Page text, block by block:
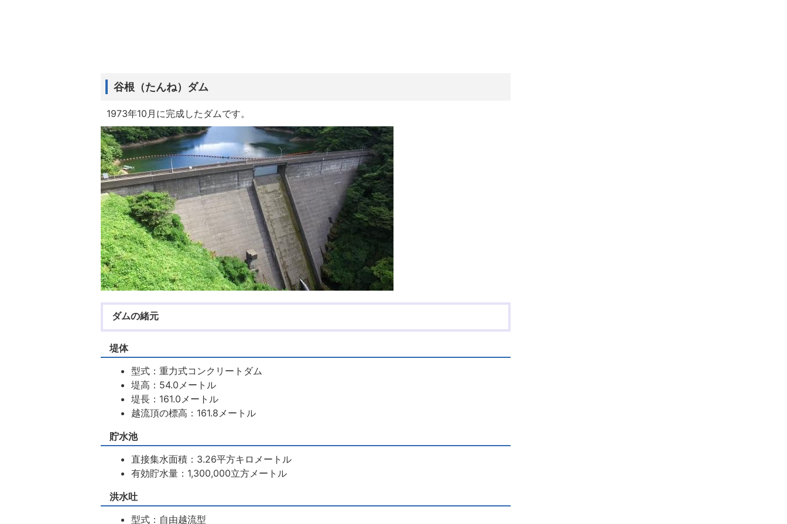
谷根（たんね）ダム
1973年10月に完成したダムです。
ダムの緒元
堤体
型式：重力式コンクリートダム
堤高：54.0メートル
堤長：161.0メートル
越流頂の標高：161.8メートル
貯水池
直接集水面積：3.26平方キロメートル
有効貯水量：1,300,000立方メートル
洪水吐
型式：自由越流型